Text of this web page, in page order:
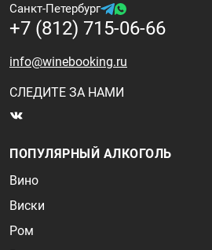
Санкт-Петербург
+7 (812) 715-06-66
info@winebooking.ru
СЛЕДИТЕ ЗА НАМИ
ПОПУЛЯРНЫЙ АЛКОГОЛЬ
Вино
Виски
Ром